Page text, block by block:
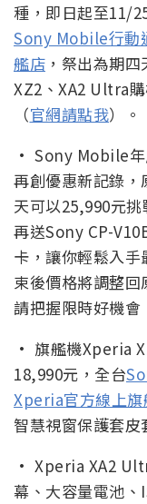
種，即日起至11/
Sony Mobile行動
艦店 ，祭出為期
XZ2、XA2 Ultra
（官網請點我）。
· Sony Mobile
再創優惠新記錄
天可以25,990元挑
再送Sony CP-
卡，讓你輕鬆入
束後價格將調整
請把握限時好機會
· 旗艦機Xperia
18,990元，全台
Xperia官方線上旗
智慧視窗保護套皮
· Xperia XA2
幕、大容量電池、